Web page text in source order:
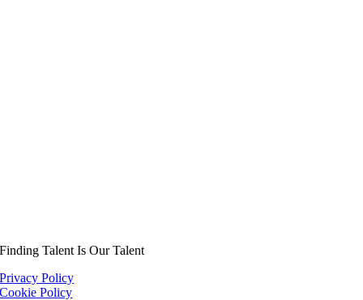
Finding Talent Is Our Talent
Privacy Policy
Cookie Policy